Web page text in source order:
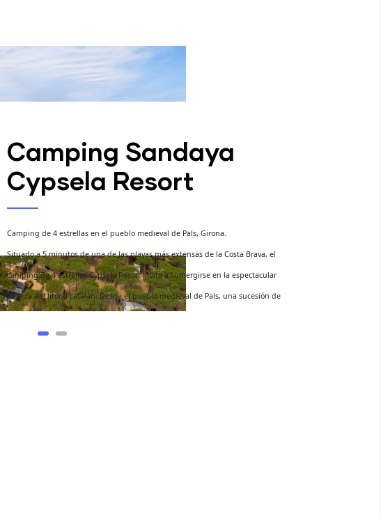
Gran Camping
tipo de servicios para poder disfrutar de la vida de camping: disponen de bar-
restaurante, supermercado, cuartos de baño calefactados y duchas con agua
lavandería, zona de barbacoas, parque infantil, zona de deporte, WIFI gratuito,